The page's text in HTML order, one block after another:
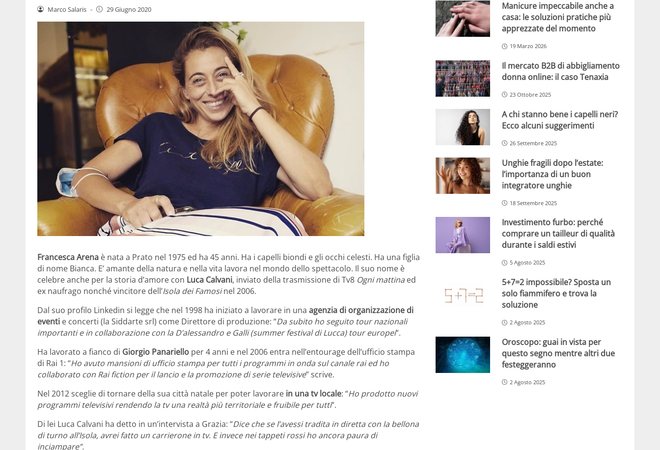
Marco Salaris - 29 Giugno 2020
Francesca Arena è nata a Prato nel 1975 ed ha 45 anni. Ha i capelli biondi e gli occhi celesti. Ha una figlia
di nome Bianca. E’ amante della natura e nella vita lavora nel mondo dello spettacolo. Il suo nome è
celebre anche per la storia d’amore con Luca Calvani, inviato della trasmissione di Tv8 Ogni mattina ed
ex naufrago nonché vincitore dell’Isola dei Famosinel 2006.
Dal suo profilo Linkedin si legge che nel 1998 ha iniziato a lavorare in una agenzia di organizzazione di
eventi e concerti (la Siddarte srl) come Direttore di produzione: “Da subito ho seguito tour nazionali
importanti e in collaborazione con la D’alessandro e Galli (summer festival di Lucca) tour europei“.
Ha lavorato a fianco di Giorgio Panariello per 4 anni e nel 2006 entra nell’entourage dell’ufficio stampa
di Rai 1: “Ho avuto mansioni di ufficio stampa per tutti i programmi in onda sul canale rai ed ho
collaborato con Rai fiction per il lancio e la promozione di serie televisive” scrive.
Nel 2012 sceglie di tornare della sua città natale per poter lavorare in una tv locale: “Ho prodotto nuovi
programmi televisivi rendendo la tv una realtà più territoriale e fruibile per tutti“.
Di lei Luca Calvani ha detto in un’intervista a Grazia: “Dice che se l’avessi tradita in diretta con la bellona
di turno all’Isola, avrei fatto un carrierone in tv. E invece nei tappeti rossi ho ancora paura di
inciampare”.
Manicure impeccabile anche a
casa: le soluzioni pratiche più
apprezzate del momento
19 Marzo 2026
Il mercato B2B di abbigliamento
donna online: il caso Tenaxia
23 Ottobre 2025
A chi stanno bene i capelli neri?
Ecco alcuni suggerimenti
26 Settembre 2025
Unghie fragili dopo l’estate:
l’importanza di un buon
integratore unghie
18 Settembre 2025
Investimento furbo: perché
comprare un tailleur di qualità
durante i saldi estivi
5 Agosto 2025
5+7=2 impossibile? Sposta un
solo fiammifero e trova la
soluzione
2 Agosto 2025
Oroscopo: guai in vista per
questo segno mentre altri due
festeggeranno
2 Agosto 2025